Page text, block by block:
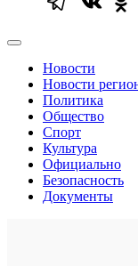
Новости
Новости
Политика
Общество
Спорт
Культура
Официально
Безопасность
Документы